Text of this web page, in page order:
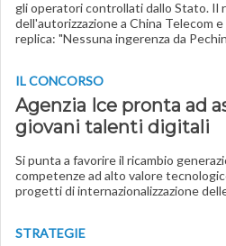
gli operatori controllati dallo Stato. Il
dell'autorizzazione a China Telecom
replica: "Nessuna ingerenza da
IL CONCORSO
Agenzia Ice pronta ad
giovani talenti digitali
Si punta a favorire il ricambio
competenze ad alto valore
progetti di internazionalizzazione
STRATEGIE